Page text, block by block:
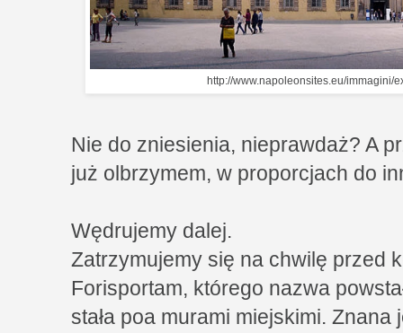
http://www.napoleonsites.eu/immagini/
Nie do zniesienia, nieprawdaż? A
już olbrzymem, w proporcjach do
Wędrujemy dalej.
Zatrzymujemy się na chwilę przed
Forisportam, którego nazwa
stała poa murami miejskimi.